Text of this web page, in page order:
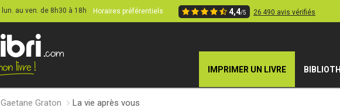
lun. au ven. de 8h30 à 18h Horaires préférentiels 4,4/5 26 490 avis vérifiés
IMPRIMER UN LIVRE
Gaetane Graton La vie après vous